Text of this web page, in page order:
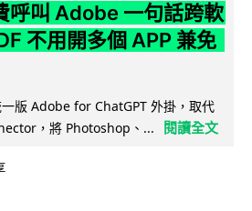
呼叫 Adobe 一句話跨軟
不用開多個 APP 兼免
版 Adobe for ChatGPT 外掛，取代
，將 Photoshop、...
閱讀全文